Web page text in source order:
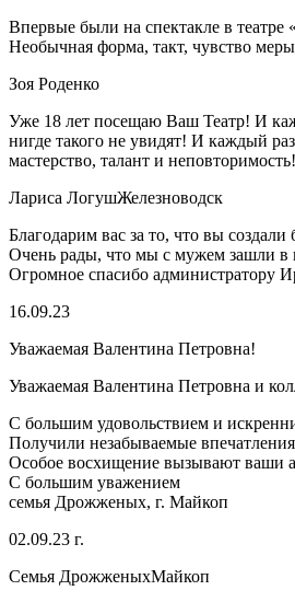
Впервые были на спектакле в театре
Необычная форма, такт, чувство
Зоя Роденко
Уже 18 лет посещаю Ваш Театр! И
нигде такого не увидят! И каждый
мастерство, талант и неповторимость!
Лариса ЛогушЖелезноводск
Благодарим вас за то, что вы создали
Очень рады, что мы с мужем зашли в
Огромное спасибо администратору
16.09.23
Уважаемая Валентина Петровна!
Уважаемая Валентина Петровна и
С большим удовольствием и
Получили незабываемые
Особое восхищение вызывают ваши
С большим уважением
семья Дрожженых, г. Майкоп
02.09.23 г.
Семья ДрожженыхМайкоп